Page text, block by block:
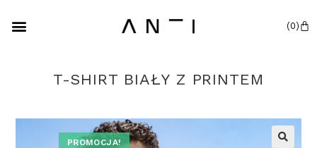
T-SHIRT BIAŁY Z PRINTEM
PROMOCJA!